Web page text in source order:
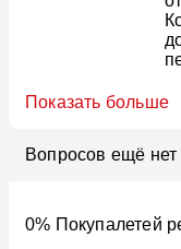
Показать больше
Вопросов ещё нет
0% Покупалетей